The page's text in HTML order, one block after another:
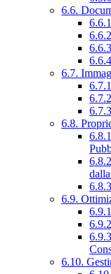
6.6.
6.7.
6.8.
6.9.
6.10.